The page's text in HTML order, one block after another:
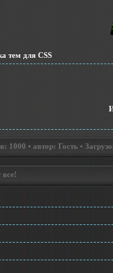
тем для CSS
1000 • автор: Гость •
все!